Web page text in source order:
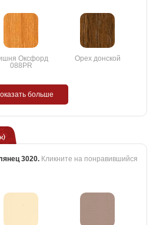
Оксфорд
088PR
Орех донской
больше
3020. Кликните на понравившийся